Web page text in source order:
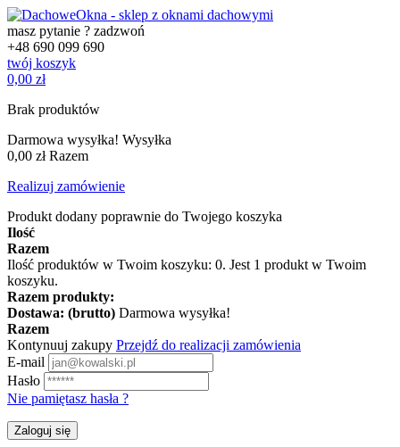
masz pytanie ? zadzwoń
+48 690 099 690
twój koszyk
0,00 zł
Brak produktów
Darmowa wysyłka! Wysyłka
0,00 zł Razem
Realizuj zamówienie
Produkt dodany poprawnie do Twojego koszyka
Ilość
Razem
Ilość produktów w Twoim koszyku: 0. Jest 1 produkt w Twoim
koszyku.
Razem produkty:
Dostawa: (brutto) Darmowa wysyłka!
Razem
Kontynuuj zakupy Przejdź do realizacji zamówienia
E-mail
Hasło
Nie pamiętasz hasła ?
Zaloguj się